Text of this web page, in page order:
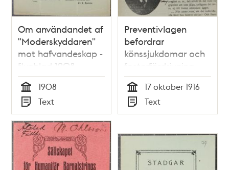
Om användandet af
"Moderskyddaren"
mot hafvandeskap -
flygblad 1908
Tid
1908
Typ
Text
Preventivlagen
befordrar
könssjukdomar och
fosterfördrivning -
intervju med Dr
Anton Nyström 1916
Tid
17 oktober 1916
Typ
Text